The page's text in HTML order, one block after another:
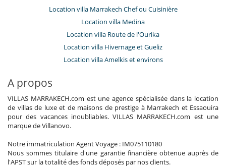
Location villa Marrakech Chef ou Cuisinière
Location villa Medina
Location villa Route de l'Ourika
Location villa Hivernage et Gueliz
Location villa Amelkis et environs
A propos
VILLAS MARRAKECH.com est une agence spécialisée dans la location
de villas de luxe et de maisons de prestige à Marrakech et Essaouira
pour des vacances inoubliables. VILLAS MARRAKECH.com est une
marque de Villanovo.
Notre immatriculation Agent Voyage : IM075110180
Nous sommes titulaire d'une garantie financière obtenue auprès de
l'APST sur la totalité des fonds déposés par nos clients.